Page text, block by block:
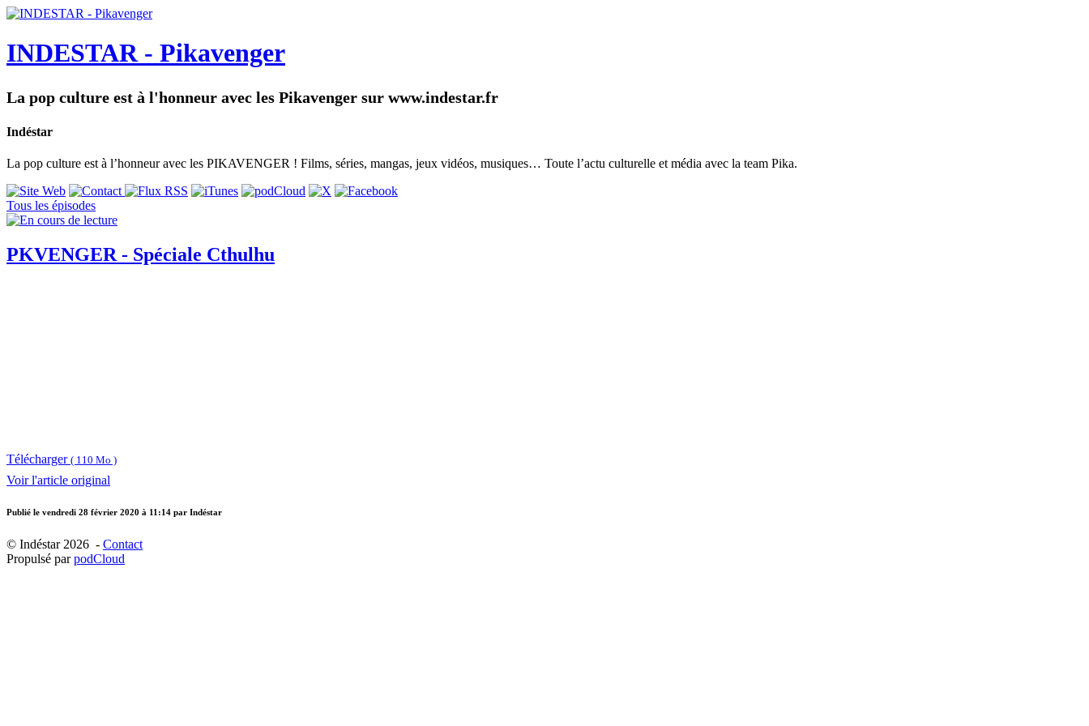
INDESTAR - Pikavenger
La pop culture est à l'honneur avec les Pikavenger sur www.indestar.fr
Indéstar
La pop culture est à l’honneur avec les PIKAVENGER ! Films, séries, mangas, jeux vidéos, musiques… Toute l’actu culturelle et média avec la team Pika.
Tous les épisodes
PKVENGER - Spéciale Cthulhu
Télécharger ( 110 Mo )
Voir l'article original
Publié le vendredi 28 février 2020 à 11:14 par Indéstar
© Indéstar 2026 - Contact
Propulsé parpodCloud